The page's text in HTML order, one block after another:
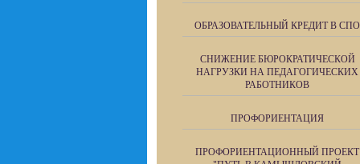
ОБРАЗОВАТЕЛЬНЫЙ КРЕДИТ В СПО
СНИЖЕНИЕ БЮРОКРАТИЧЕСКОЙ
НАГРУЗКИ НА ПЕДАГОГИЧЕСКИХ
РАБОТНИКОВ
ПРОФОРИЕНТАЦИЯ
ПРОФОРИЕНТАЦИОННЫЙ ПРОЕКТ